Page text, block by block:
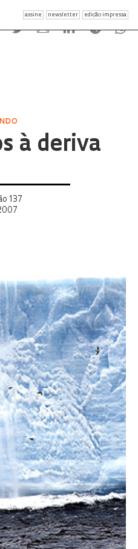
assine newsletter edição impressa
à deriva
137